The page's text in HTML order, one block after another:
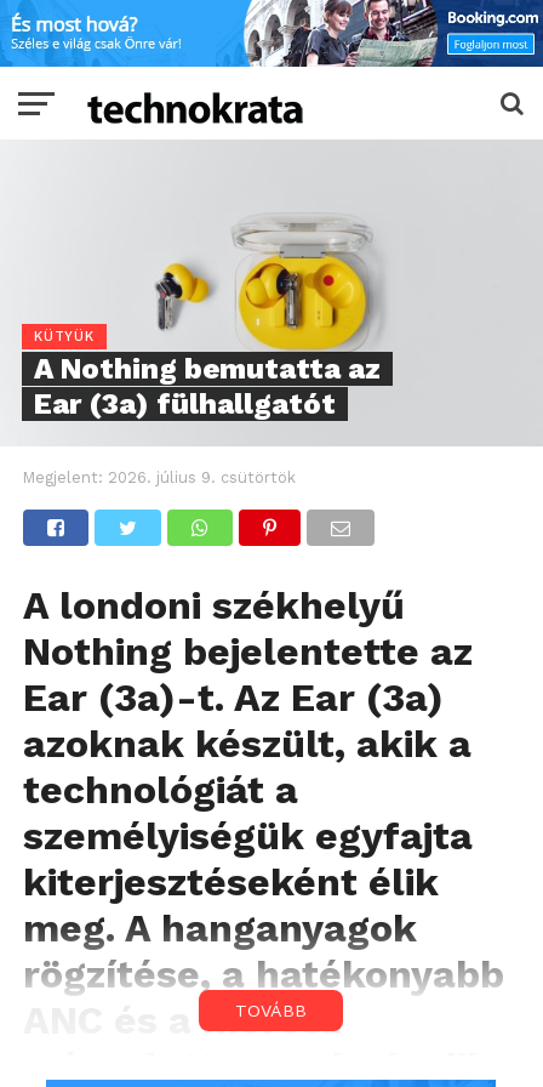
KÜTYÜK
A Nothing bemutatta az
Ear (3a) fülhallgatót
Megjelent: 2026. július 9. csütörtök
A londoni székhelyű
Nothing bejelentette az
Ear (3a)-t. Az Ear (3a)
azoknak készült, akik a
technológiát a
személyiségük egyfajta
kiterjesztéseként élik
meg. A hanganyagok
rögzítése, a hatékonyabb
ANC és a merész
TOVÁBB